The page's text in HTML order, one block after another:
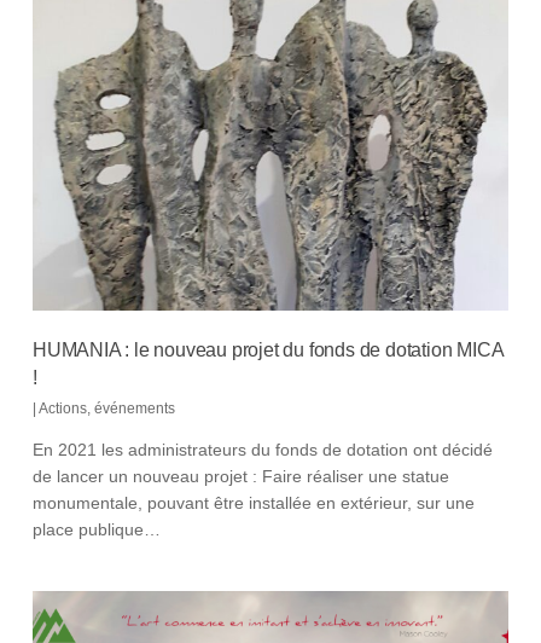
HUMANIA : le nouveau projet du fonds de dotation MICA
!
| Actions, événements
En 2021 les administrateurs du fonds de dotation ont décidé
de lancer un nouveau projet : Faire réaliser une statue
monumentale, pouvant être installée en extérieur, sur une
place publique…